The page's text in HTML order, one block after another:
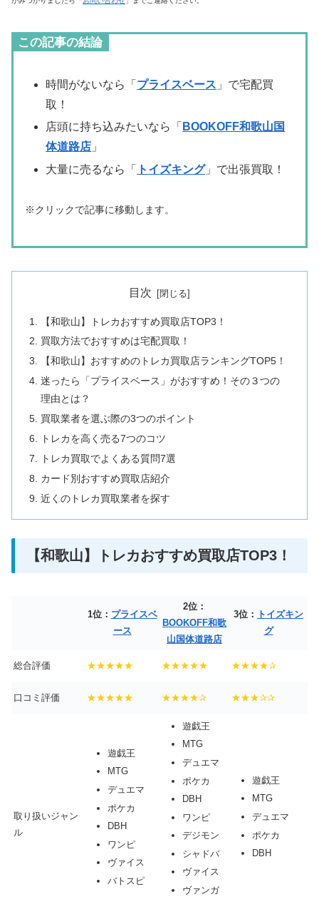
この記事の結論
時間がないなら「 プライスベース 」で宅配買
取！
店頭に持ち込みたいなら「 BOOKOFF和歌山国
体道路店 」
大量に売るなら「
トイズキング」で出張買取！
※クリックで記事に移動します。
目次
【和歌山】トレカおすすめ買取店TOP3！
買取方法でおすすめは宅配買取！
【和歌山】おすすめのトレカ買取店ランキングTOP5！
迷ったら「プライスベース」がおすすめ！その３つの
理由とは？
買取業者を選ぶ際の3つのポイント
トレカを高く売る7つのコツ
トレカ買取でよくある質問7選
カード別おすすめ買取店紹介
近くのトレカ買取業者を探す
【和歌山】トレカおすすめ買取店TOP3！
1位： プライスベ
ース
2位：
BOOKOFF和歌
山国体道路店
3位：
トイズキン
グ
総合評価 ★★★★★ ★★★★★ ★★★★✰
口コミ評価 ★★★★★ ★★★★✰ ★★★✰✰
取り扱いジャン
ル
遊戯王
MTG
デュエマ
ポケカ
DBH
ワンピ
ヴァイス
バトスピ
遊戯王
MTG
デュエマ
ポケカ
DBH
ワンピ
デジモン
シャドバ
ヴァイス
ヴァンガ
遊戯王
MTG
デュエマ
ポケカ
DBH